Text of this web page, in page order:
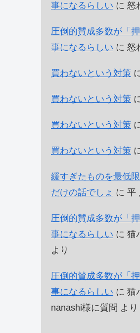
事になるらしい に 怒
圧倒的賛成多数が「
事になるらしい に 怒
買わないという対策
買わないという対策
買わないという対策
買わないという対策
緩すぎたものを最低
だけの話でしょ に 平
圧倒的賛成多数が「
事になるらしい に 猫
より
圧倒的賛成多数が「
事になるらしい に 猫
nanashi様に質問 より